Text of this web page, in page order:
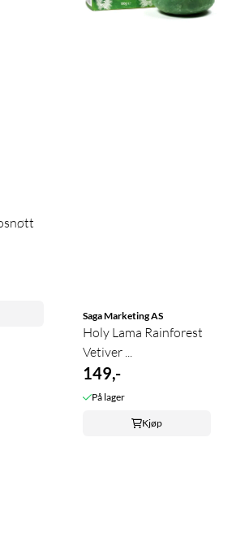
Saga Marketing AS
Holy Lama Rainforest
Vetiver ...
149,-
På lager
Kjøp